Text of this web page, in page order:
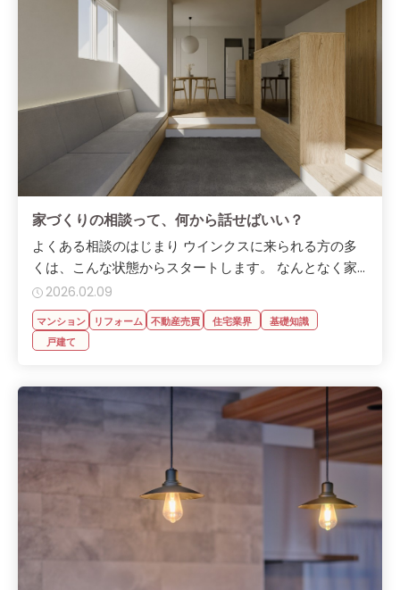
家づくりの相談って、何から話せばいい？
よくある相談のはじまり ウインクスに来られる方の多
くは、こんな状態からスタートします。 なんとなく家...
2026.02.09
マンション リフォーム 不動産売買 住宅業界
基礎知識
戸建て